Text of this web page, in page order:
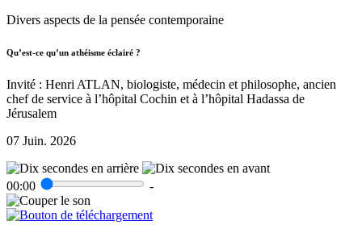
Divers aspects de la pensée contemporaine
Qu’est-ce qu’un athéisme éclairé ?
Invité : Henri ATLAN, biologiste, médecin et philosophe, ancien
chef de service à l’hôpital Cochin et à l’hôpital Hadassa de
Jérusalem
07 Juin. 2026
00:00 -